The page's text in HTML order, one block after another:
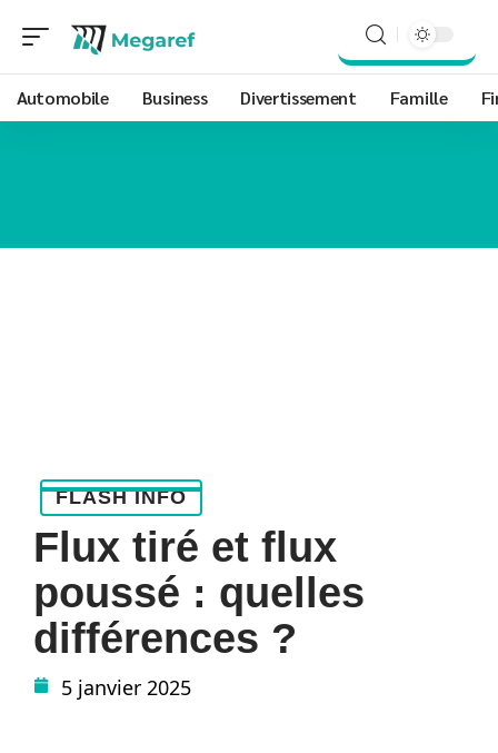
Automobile Business Divertissement Famille
FLASH INFO
Flux tiré et flux
poussé : quelles
différences ?
5 janvier 2025